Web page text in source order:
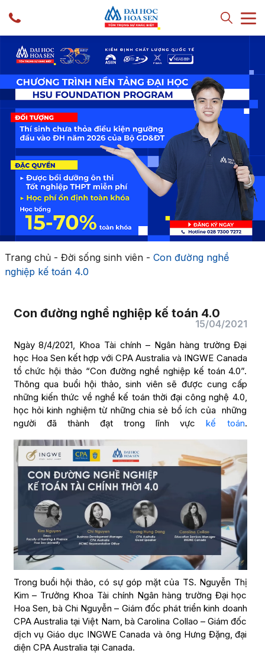
Trang chủ- Đời sống sinh viên- Con đường nghề
nghiệp kế toán 4.0
Con đường nghề nghiệp kế toán 4.0
15/04/2021
Ngày 8/4/2021, Khoa Tài chính – Ngân hàng trường Đại
học Hoa Sen kết hợp với CPA Australia và INGWE Canada
tổ chức hội thảo “Con đường nghề nghiệp kế toán 4.0”.
Thông qua buổi hội thảo, sinh viên sẽ được cung cấp
những kiến thức về nghề kế toán thời đại công nghệ 4.0,
học hỏi kinh nghiệm từ những chia sẻ bổ ích của những
người đã thành đạt trong lĩnh vựckế toán.
Trong buổi hội thảo, có sự góp mặt của TS. Nguyễn Thị
Kim – Trưởng Khoa Tài chính Ngân hàng trường Đại học
Hoa Sen, bà Chi Nguyễn – Giám đốc phát triển kinh doanh
CPA Australia tại Việt Nam, bà Carolina Collao – Giám đốc
dịch vụ Giáo dục INGWE Canada và ông Hưng Đặng, đại
diện CPA Australia tại Canada.